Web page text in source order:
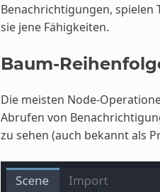
Benachrichtigungen, spielen
sie jene Fähigkeiten.
Baum-
Die meisten Node-
Abrufen von
zu sehen (auch bekannt als